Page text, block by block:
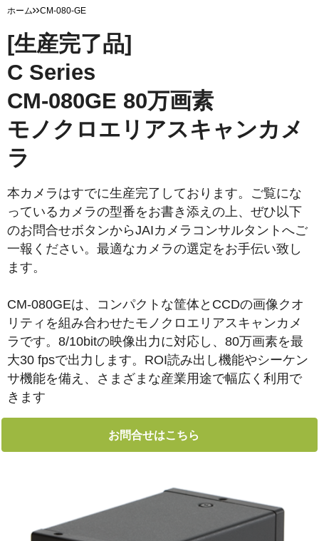
ホーム CM-080-GE
[生産完了品]
C Series
CM-080GE 80万画素
モノクロエリアスキャンカメ
ラ
本カメラはすでに生産完了しております。ご覧にな
っているカメラの型番をお書き添えの上、ぜひ以下
のお問合せボタンからJAIカメラコンサルタントへご
一報ください。最適なカメラの選定をお手伝い致し
ます。
CM-080GEは、コンパクトな筐体とCCDの画像クオ
リティを組み合わせたモノクロエリアスキャンカメ
ラです。8/10bitの映像出力に対応し、80万画素を最
大30 fpsで出力します。ROI読み出し機能やシーケン
サ機能を備え、さまざまな産業用途で幅広く利用で
きます
お問合せはこちら